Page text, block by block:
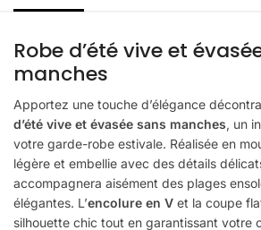
Robe d’été vive et
manches
Apportez une touche d’élégance
d’été vive et évasée sans manches, un
votre garde-robe estivale. Réalisée en
légère et embellie avec des détails
accompagnera aisément des plages
élégantes. L’encolure en V et la coupe
silhouette chic tout en garantissant votre